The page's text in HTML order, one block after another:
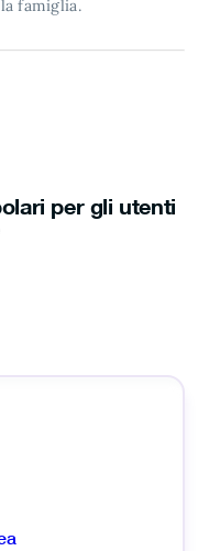
famiglia.
per gli utenti